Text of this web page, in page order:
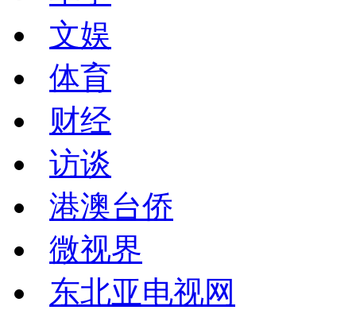
文娱
体育
财经
访谈
港澳台侨
微视界
东北亚电视网